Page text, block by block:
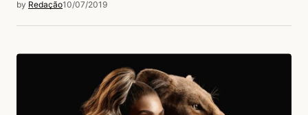
by Redação10/07/2019